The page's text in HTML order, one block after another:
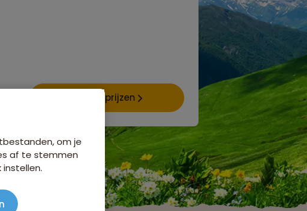
Data & prijzen
om je
af te stemmen